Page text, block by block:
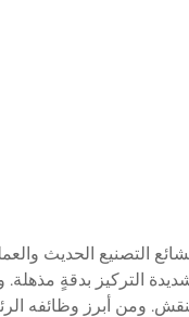
التصنيع الحديث
التركيز بدقةٍ
ومن أبرز وظائفه